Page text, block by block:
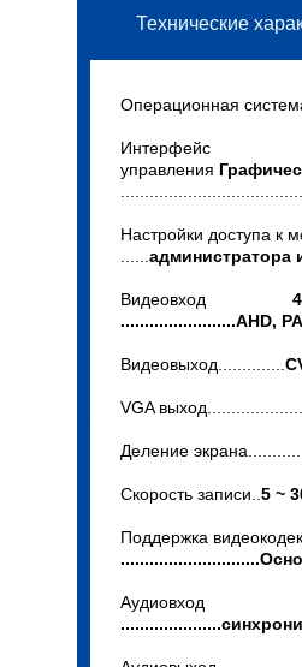
Операционная
Интерфейс
управления
Настройки доступа к
администратора
Видеовход
........................AHD,
Видеовыход..............
VGA
Деление
Скорость записи.. 5 ~
Поддержка
Технические